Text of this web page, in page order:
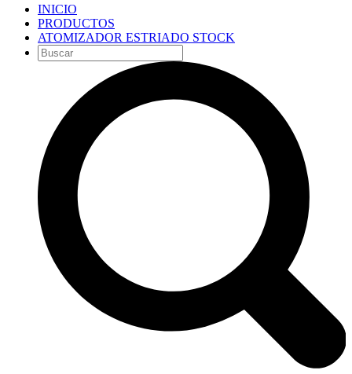
INICIO
PRODUCTOS
ATOMIZADOR ESTRIADO STOCK